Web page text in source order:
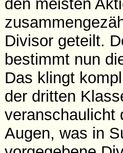
den meisten
Divisor geteilt.
bestimmt nun
Das klingt
der dritten
veranschaulicht
Augen, was in